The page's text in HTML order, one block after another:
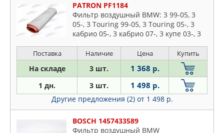
PATRON PF1184
Фильтр воздушный BMW: 3 99-05, 3
05-, 3 Touring 99-05, 3 Touring 05-, 3
кабрио 05-, 3 кабрио 07-, 3 купе 03-, 3
Поставка Наличие Цена Купить
На складе 3 шт. 1 368 р.
1 дн. 3 шт. 1 498 р.
Другие предложения (2) от 1 498 р.
BOSCH 1457433589
Фильтр воздушный BMW